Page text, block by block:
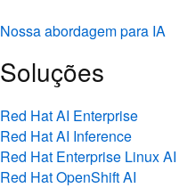
Nossa abordagem para IA
Soluções
Red Hat AI Enterprise
Red Hat AI Inference
Red Hat Enterprise Linux AI
Red Hat OpenShift AI